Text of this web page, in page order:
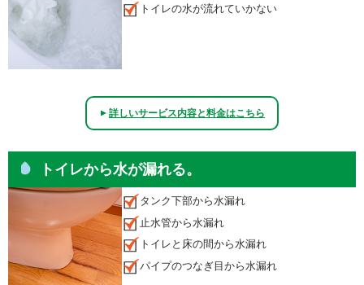
トイレの水が流れていかない
▲詳しいサービス内容と料金はこちら
トイレから水が漏れる。
タンク下部から水漏れ
止水管から水漏れ
トイレと床の間から水漏れ
パイプのつなぎ目から水漏れ